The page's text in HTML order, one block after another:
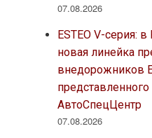
07.08.2026
ESTEO V-серия:
новая линейка
внедорожников
АвтоСпецЦентр
07.08.2026